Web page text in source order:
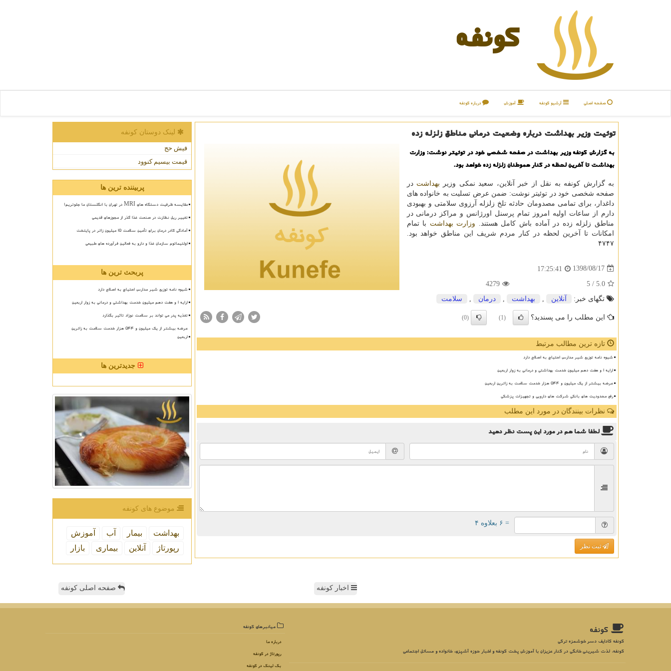
كونفه
صفحه اصلی آرشیو كونفه آموزش درباره كونفه
توئیت وزیر بهداشت درباره وضعیت درمانی مناطق زلزله زده
به گزارش كونفه وزیر بهداشت در صفحه شخصی خود در توئیتر نوشت: وزارت
بهداشت تا آخرین لحظه در كنار هموطنان زلزله زده خواهد بود.
به گزارش كونفه به نقل از خبر آنلاین، سعید نمكی وزیر بهداشت در
صفحه شخصی خود در توئیتر نوشت: ضمن عرض تسلیت به خانواده های
داغدار، برای تمامی مصدومان حادثه تلخ زلزله آرزوی سلامتی و بهبودی
دارم از ساعات اولیه امروز تمام پرسنل اورژانس و مراكز درمانی در
مناطق زلزله زده در آماده باش كامل هستند. وزارت بهداشت با تمام
امكانات تا آخرین لحظه در كنار مردم شریف این مناطق خواهد بود.
۴۷۴۷
1398/08/17
17:25:41
5.0
/ 5
4279
تگهای خبر:
آنلاین بهداشت درمان سلامت
این مطلب را می پسندید؟ (1)
(0)
تازه ترین مطالب مرتبط
شیوه نامه توزیع شیر مدارس احتیاج به اصلاح دارد
ارایه ۱ و هفت دهم میلیون خدمت بهداشتی و درمانی به زوار اربعین
عرضه بیشتر از یک میلیون و ۵۴۴ هزار خدمت سلامت به زائرین اربعین
رفع محدودیت های بانکی شرکت های دارویی و تجهیزات پزشکی
نظرات بینندگان در مورد این مطلب
لطفا شما همدر مورد این پستنظر دهید
= ۶ بعلاوه ۴
ثبت نظر
لینک دوستان كونفه
فیش حج
قیمت بیسیم کنوود
پربیننده ترین ها
مقایسه ظرفیت دستگاه های MRI در تهران با انگلستان ما جلوتریم!
تغییر ریل نظارت در صنعت غذا گذر از مجوزهای قدیمی
آمادگی کادر درمان برای تأمین سلامت 15 میلیون زائر در پایتخت
اولتیماتوم سازمان غذا و دارو به فعالین فرآورده های طبیعی
پربحث ترین ها
شیوه نامه توزیع شیر مدارس احتیاج به اصلاح دارد
ارایه ۱ و هفت دهم میلیون خدمت بهداشتی و درمانی به زوار اربعین
تغذیه پدر می تواند بر سلامت نوزاد تاثیر بگذارد
عرضه بیشتر از یک میلیون و ۵۴۴ هزار خدمت سلامت به زائرین
اربعین
جدیدترین ها
موضوع های كونفه
بهداشت بیمار آب
آموزش
رپورتاژ
آنلاین بیماری بازار
اخبار کونفه صفحه اصلی کونفه
كونفه
کونفه کادایف دسر خوشمزه ترکی
کونفه، لذت شیرینی خانگی در کنار عزیزان با آموزش پخت کونفه و اخبار حوزه آشپزی، خانواده و مسائل اجتماعی
میانبرهای كونفه
درباره ما
رپورتاژ در كونفه
بک لینک در كونفه